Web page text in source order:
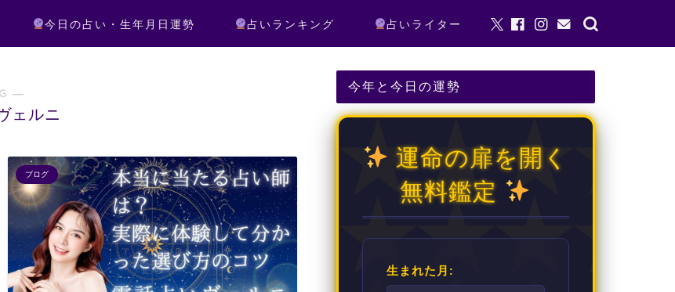
今日の占い・生年月日運勢 占いランキング 占いライター
―
ェルニ
ブログ
今年と今日の運勢
運命の扉を開く
無料鑑定
生まれた月: